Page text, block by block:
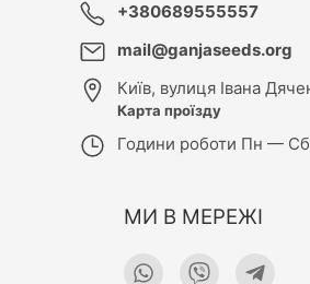
+380689555557
mail@ganjaseeds.org
Київ, вулиця Івана
Карта проїзду
Години роботи Пн — Сб
МИ В МЕРЕЖІ